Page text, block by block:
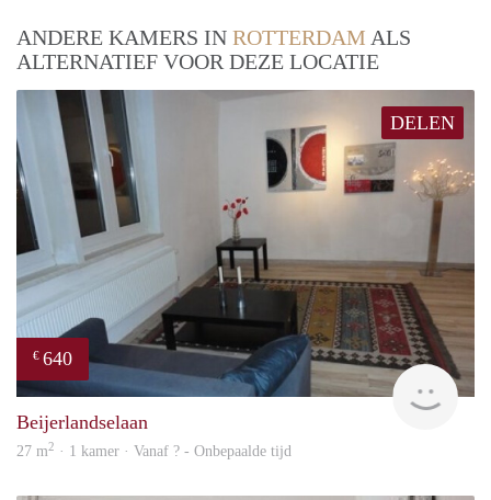
ANDERE KAMERS IN ROTTERDAM ALS
ALTERNATIEF VOOR DEZE LOCATIE
DELEN
€ 640
Beijerlandselaan
27 m2 · 1 kamer · Vanaf ? - Onbepaalde tijd